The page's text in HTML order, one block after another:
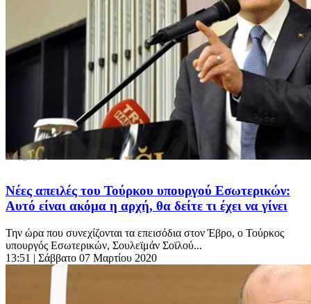
Νέες απειλές του Τούρκου υπουργού Εσωτερικών:
Αυτό είναι ακόμα η αρχή, θα δείτε τι έχει να γίνει
Την ώρα που συνεχίζονται τα επεισόδια στον Έβρο, ο Τούρκος
υπουργός Εσωτερικών, Σουλεϊμάν Σοϊλού...
13:51 | Σάββατο 07 Μαρτίου 2020